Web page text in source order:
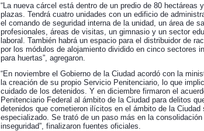
“La nueva cárcel está dentro de un predio de 80 hectáreas
plazas. Tendrá cuatro unidades con un edificio de
el comando de seguridad interna de la unidad, un área de
profesionales, áreas de visitas, un gimnasio y un sector
laboral. También habrá un espacio para el distribuidor de
por los módulos de alojamiento dividido en cinco sectores
para huertas”, agregaron.
“En noviembre el Gobierno de la Ciudad acordó con la
la creación de su propio Servicio Penitenciario, lo que
cuidado de los detenidos. Y en diciembre firmaron el
Penitenciario Federal al ámbito de la Ciudad para delitos
detenidos que cometieron ilícitos en el ámbito de la
especializado. Se trató de un paso más en la
inseguridad”, finalizaron fuentes oficiales.